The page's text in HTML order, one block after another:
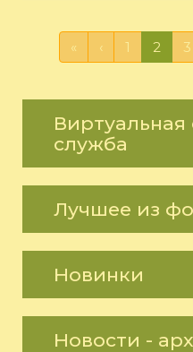
« ‹ 1 2 3
Виртуальная
служба
Лучшее из
Новинки
Новости -